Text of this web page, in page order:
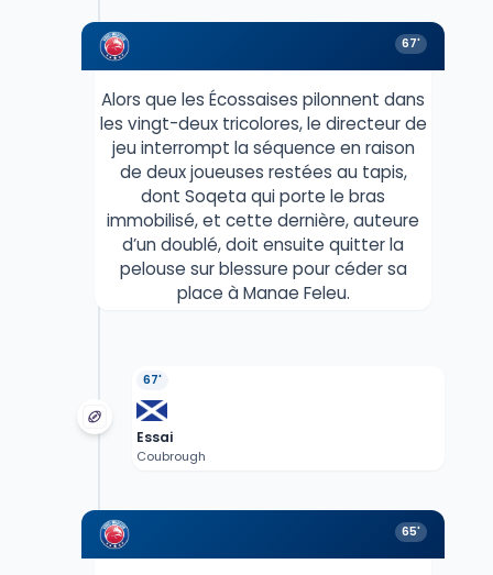
67'
Alors que les Écossaises pilonnent dans
les vingt-deux tricolores, le directeur de
jeu interrompt la séquence en raison
de deux joueuses restées au tapis,
dont Soqeta qui porte le bras
immobilisé, et cette dernière, auteure
d’un doublé, doit ensuite quitter la
pelouse sur blessure pour céder sa
place à Manae Feleu.
67'
Essai
Coubrough
65'